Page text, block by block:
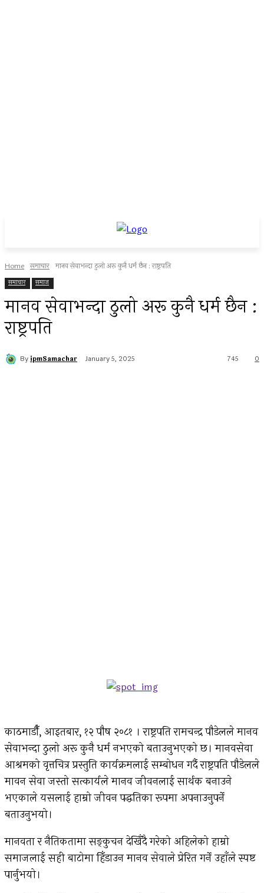
Home समाचार मानव सेवाभन्दा ठुलो अरू कुनै धर्म छैन : राष्ट्रपति
समाचार समाज
मानव सेवाभन्दा ठुलो अरू कुनै धर्म छैन :
राष्ट्रपति
By ipmSamachar January 5, 2025 0
745
काठमाडौँ, आइतबार, १२ पौष २०८१ । राष्ट्रपति रामचन्द्र पौडेलले मानव
सेवाभन्दा ठुलो अरू कुनै धर्म नभएको बताउनुभएको छ। मानवसेवा
आश्रमको वृत्तचित्र प्रस्तुति कार्यक्रमलाई सम्बोधन गर्दै राष्ट्रपति पौडेलले
मावन सेवा जस्तो सत्कार्यले मानव जीवनलाई सार्थक बनाउने
भएकाले यसलाई हाम्रो जीवन पद्धतिका रूपमा अपनाउनुपर्ने
बताउनुभयो।
मानवता र नैतिकतामा सङ्कुचन देखिँदै गरेको अहिलेको हाम्रो
समाजलाई सही बाटोमा हिँडाउन मानव सेवाले प्रेरित गर्ने उहाँले स्पष्ट
पार्नुभयो।